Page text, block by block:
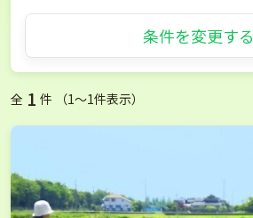
条件を変更する
全 1 件 （1〜1件表示）